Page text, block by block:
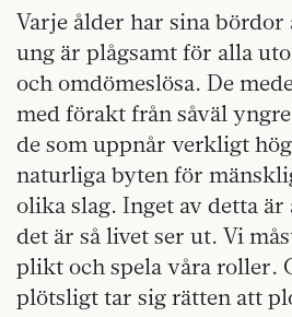
Varje ålder har sina
ung är plågsamt för alla
och omdömeslösa. De
med förakt från såväl
de som uppnår verkligt
naturliga byten för
olika slag. Inget av detta är
det är så livet ser ut. Vi
plikt och spela våra roller.
plötsligt tar sig rätten att